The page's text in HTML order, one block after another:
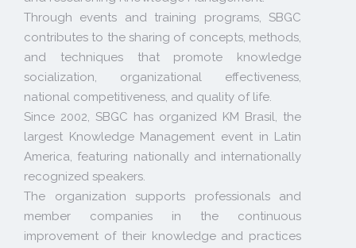
Through events and training programs, SBGC
contributes to the sharing of concepts, methods,
and techniques that promote knowledge
socialization, organizational effectiveness,
national competitiveness, and quality of life.
Since 2002, SBGC has organized KM Brasil, the
largest Knowledge Management event in Latin
America, featuring nationally and internationally
recognized speakers.
The organization supports professionals and
member companies in the continuous
improvement of their knowledge and practices